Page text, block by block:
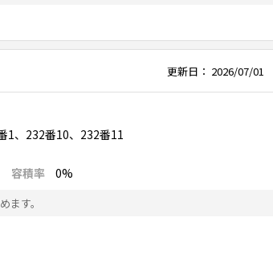
更新日： 2026/07/01
1、232番10、232番11
容積率 0%
ます。